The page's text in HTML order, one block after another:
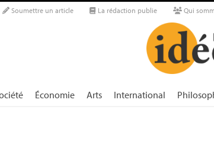
Soumettre un article La rédaction publie Qui
Économie Arts International